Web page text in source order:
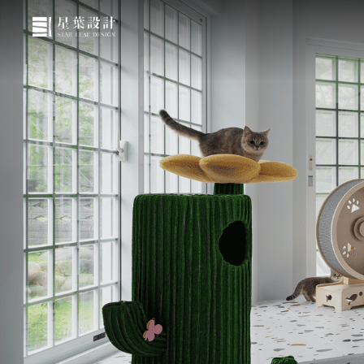
關於星葉
作品欣賞
媒體報導
服務與流程
部落格
聯絡我們